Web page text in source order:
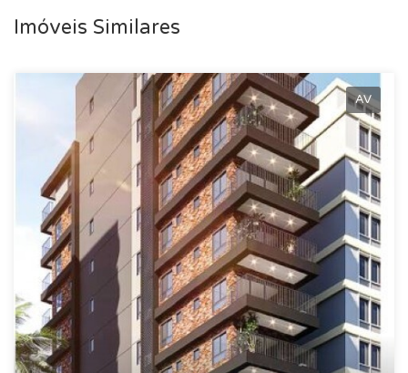
Imóveis Similares
AV